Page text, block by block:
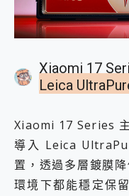
Xiaomi 17
Leica
Xiaomi 17 Series
導入 Leica
置，透過多層鍍膜
環境下都能穩定保